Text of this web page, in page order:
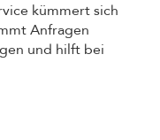
kümmert sich
Anfragen
und hilft bei